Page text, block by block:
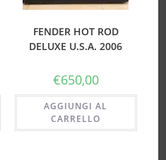
FENDER HOT ROD
DELUXE U.S.A. 2006
€650,00
AGGIUNGI AL
CARRELLO